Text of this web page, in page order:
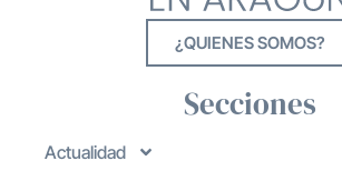
¿QUIENES SOMOS?
Secciones
Actualidad